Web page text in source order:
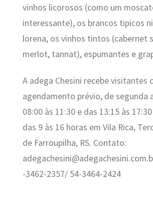
vinhos licorosos (como um
interessante), os brancos tipicos
lorena, os vinhos tintos (cabernet
merlot, tannat), espumantes e
A adega Chesini recebe visitantes
agendamento prévio, de segunda
08:00 às 11:30 e das 13:15 às
das 9 às 16 horas em Vila Rica,
de Farroupilha, RS. Contato:
-3462-2357/ 54-3464-2424